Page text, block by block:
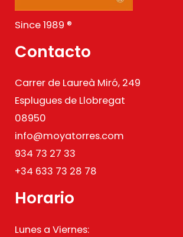
Since 1989 ®
Contacto
Carrer de Laureà Miró, 249
Esplugues de Llobregat
08950
info@moyatorres.com
934 73 27 33
+34 633 73 28 78
Horario
Lunes a Viernes: